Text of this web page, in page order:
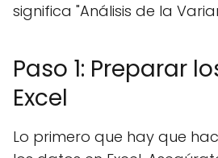
significa "Análisis de la
Paso 1: Preparar
Excel
Lo primero que hay que